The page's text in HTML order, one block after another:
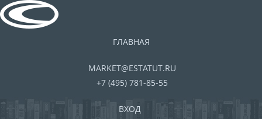
ГЛАВНАЯ
MARKET@ESTATUT.RU
+7 (495) 781-85-55
ВХОД